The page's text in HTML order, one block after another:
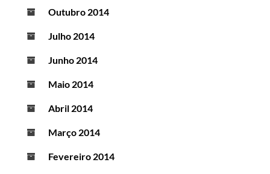
Outubro 2014
Julho 2014
Junho 2014
Maio 2014
Abril 2014
Março 2014
Fevereiro 2014